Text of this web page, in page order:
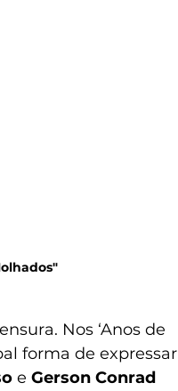
Nos ‘Anos de
forma de expressar
e Gerson Conrad